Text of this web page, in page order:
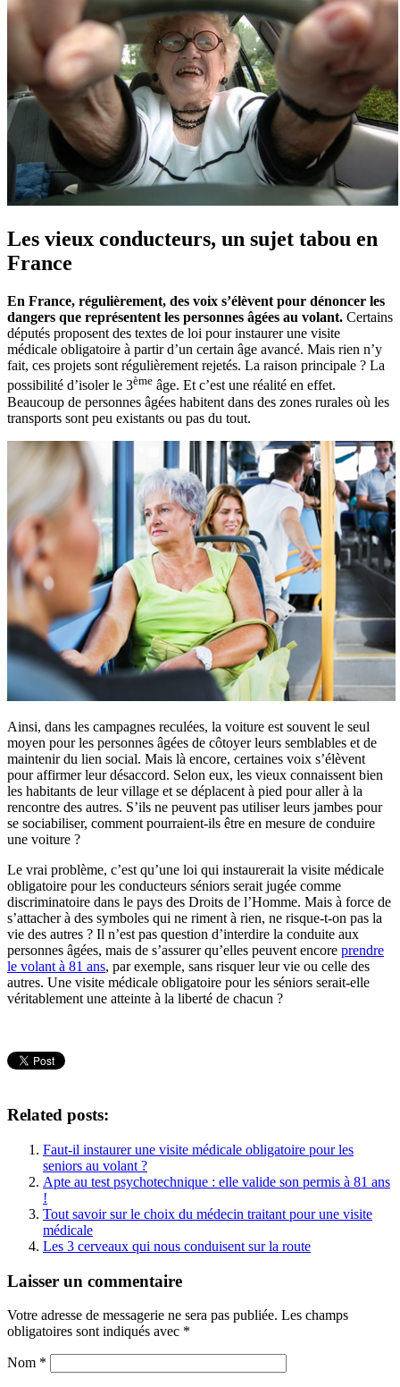
Les vieux conducteurs, un sujet tabou en
France
En France, régulièrement, des voix s’élèvent pour dénoncer les
dangers que représentent les personnes âgées au volant. Certains
députés proposent des textes de loi pour instaurer une visite
médicale obligatoire à partir d’un certain âge avancé. Mais rien n’y
fait, ces projets sont régulièrement rejetés. La raison principale ? La
possibilité d’isoler le 3ème âge. Et c’est une réalité en effet.
Beaucoup de personnes âgées habitent dans des zones rurales où les
transports sont peu existants ou pas du tout.
Ainsi, dans les campagnes reculées, la voiture est souvent le seul
moyen pour les personnes âgées de côtoyer leurs semblables et de
maintenir du lien social. Mais là encore, certaines voix s’élèvent
pour affirmer leur désaccord. Selon eux, les vieux connaissent bien
les habitants de leur village et se déplacent à pied pour aller à la
rencontre des autres. S’ils ne peuvent pas utiliser leurs jambes pour
se sociabiliser, comment pourraient-ils être en mesure de conduire
une voiture ?
Le vrai problème, c’est qu’une loi qui instaurerait la visite médicale
obligatoire pour les conducteurs séniors serait jugée comme
discriminatoire dans le pays des Droits de l’Homme. Mais à force de
s’attacher à des symboles qui ne riment à rien, ne risque-t-on pas la
vie des autres ? Il n’est pas question d’interdire la conduite aux
personnes âgées, mais de s’assurer qu’elles peuvent encore prendre
le volant à 81 ans, par exemple, sans risquer leur vie ou celle des
autres. Une visite médicale obligatoire pour les séniors serait-elle
véritablement une atteinte à la liberté de chacun ?
Related posts:
Faut-il instaurer une visite médicale obligatoire pour les
seniors au volant ?
Apte au test psychotechnique : elle valide son permis à 81 ans
!
Tout savoir sur le choix du médecin traitant pour une visite
médicale
Les 3 cerveaux qui nous conduisent sur la route
Laisser un commentaire
Votre adresse de messagerie ne sera pas publiée. Les champs
obligatoires sont indiqués avec *
Nom *